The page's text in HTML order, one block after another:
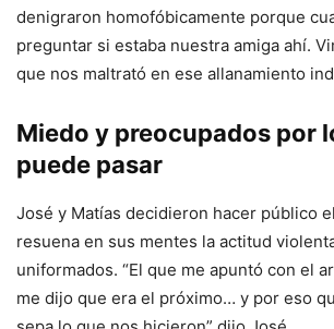
denigraron homofóbicamente porque
preguntar si estaba nuestra amiga ahí.
que nos maltrató en ese allanamiento
Miedo y preocupados por
puede pasar
José y Matías decidieron hacer público
resuena en sus mentes la actitud
uniformados. “El que me apuntó con el
me dijo que era el próximo… y por eso